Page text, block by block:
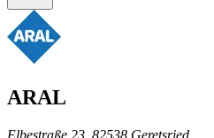
ARAL
Elbestraße 23, 82538 Geretsried